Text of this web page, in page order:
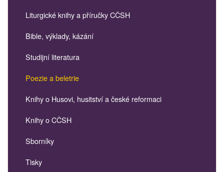
Liturgické knihy a příručky CČSH
Bible, výklady, kázání
Studijní literatura
Poezie a beletrie
Knihy o Husovi, husitství a české reformaci
Knihy o CČSH
Sborníky
Tisky